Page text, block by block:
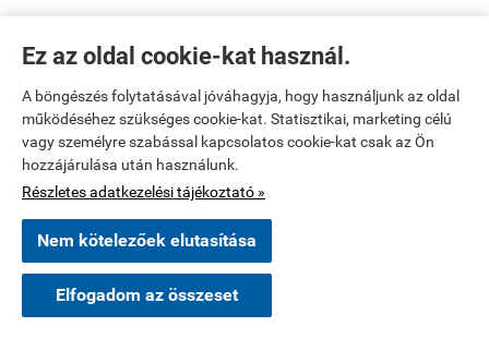
Ez az oldal cookie-kat használ.
A böngészés folytatásával jóváhagyja, hogy használjunk az oldal
működéséhez szükséges cookie-kat. Statisztikai, marketing célú
vagy személyre szabással kapcsolatos cookie-kat csak az Ön
hozzájárulása után használunk.
Részletes adatkezelési tájékoztató »
Nem kötelezőek elutasítása
Elfogadom az összeset
A webáruházban fogyasztónak minősülő vásárló a termékkel vagy
a szolgáltató tevékenységével kapcsolatos panaszát az alábbi
elérhetőségek valamelyikén jogosult bejelenteni.
Ügyfélszolgálat postacíme: Pócs József Egyéni Vállalkozó
3384. Kisköre, Klapka György út 32.
Ügyfélszolgálat e-mail címe: gumiweb@citromail.hu
Ügyfélszolgálat telefonszáma: 06 20/97-08-714./
Ügyfélszolgálat telefonos elérhetősége: Hétfő-Péntek 08:00-
Katona Komárom településről
Vásárolt a webáruházban
1 nappal ezelőtt 